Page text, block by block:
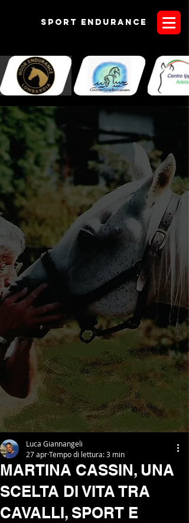
Sport endurANCE
MARTINA CASSIN, UNA
SCELTA DI VITA TRA
CAVALLI, SPORT E
Luca Giannangeli
27 aprTempo di lettura: 3 min